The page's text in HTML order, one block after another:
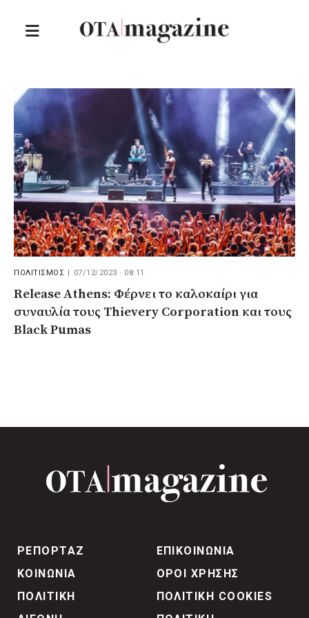
ΠΟΛΙΤΙΣΜΟΣ 07/12/2023 · 08:11
Release Athens: Φέρνει το καλοκαίρι για
συναυλία τους Thievery Corporation και τους
Black Pumas
ΡΕΠΟΡΤΑΖ
ΚΟΙΝΩΝΙΑ
ΠΟΛΙΤΙΚΗ
ΕΠΙΚΟΙΝΩΝΙΑ
ΟΡΟΙ ΧΡΗΣΗΣ
ΠΟΛΙΤΙΚΗ COOKIES